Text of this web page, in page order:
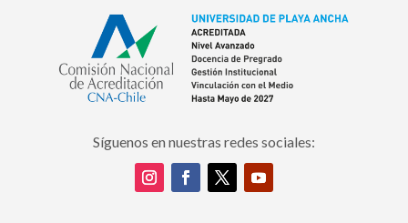
Síguenos en nuestras redes sociales: